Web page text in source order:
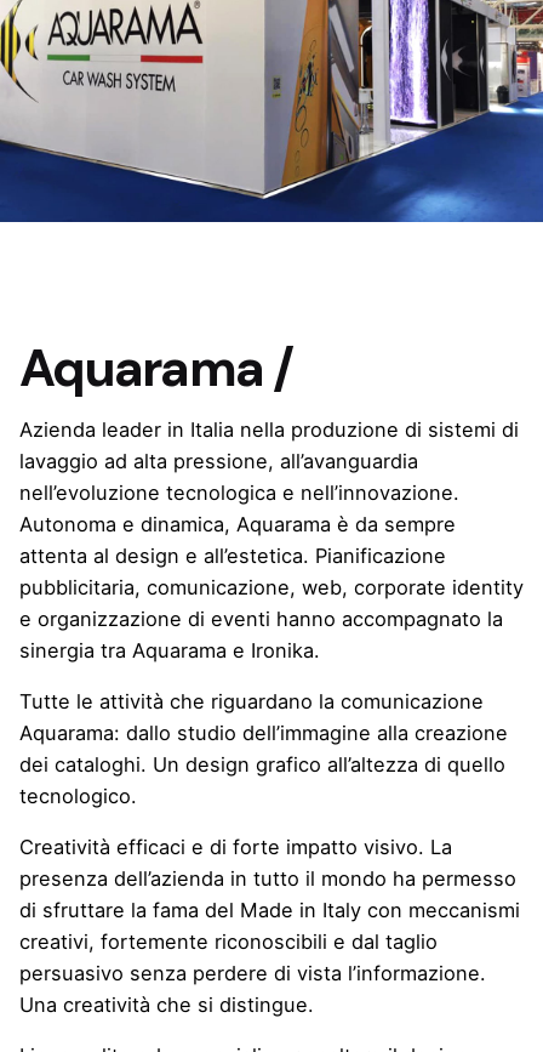
Aquarama /
Azienda leader in Italia nella produzione di sistemi di
lavaggio ad alta pressione, all’avanguardia
nell’evoluzione tecnologica e nell’innovazione.
Autonoma e dinamica, Aquarama è da sempre
attenta al design e all’estetica. Pianificazione
pubblicitaria, comunicazione, web, corporate identity
e organizzazione di eventi hanno accompagnato la
sinergia tra Aquarama e Ironika.
Tutte le attività che riguardano la comunicazione
Aquarama: dallo studio dell’immagine alla creazione
dei cataloghi. Un design grafico all’altezza di quello
tecnologico.
Creatività efficaci e di forte impatto visivo. La
presenza dell’azienda in tutto il mondo ha permesso
di sfruttare la fama del Made in Italy con meccanismi
creativi, fortemente riconoscibili e dal taglio
persuasivo senza perdere di vista l’informazione.
Una creatività che si distingue.